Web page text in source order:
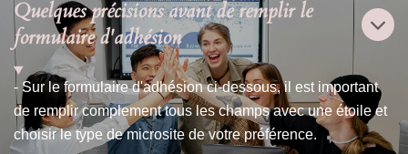
Quelques précisions avant de remplir le
formulaire d'adhésion
- Sur le formulaire d'adhésion ci-dessous, il est important
de remplir complement tous les champs avec une étoile et
choisir le type de microsite de votre préférence.